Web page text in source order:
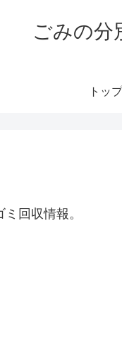
ごみの分
トッ
回収情報。